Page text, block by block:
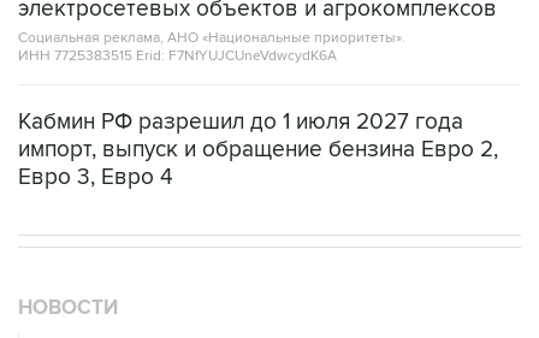
электросетевых объектов и агрокомплексов
Социальная реклама, АНО «Национальные приоритеты».
ИНН 7725383515 Erid: F7NfYUJCUneVdwcydK6A
Кабмин РФ разрешил до 1 июля 2027 года
импорт, выпуск и обращение бензина Евро 2,
Евро 3, Евро 4
НОВОСТИ